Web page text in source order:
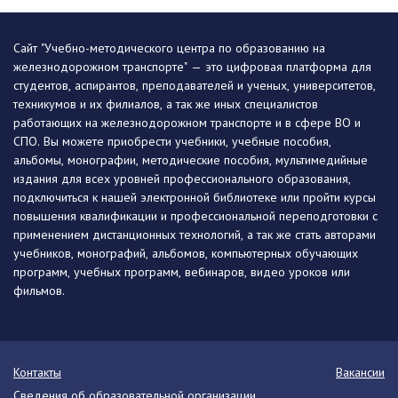
Сайт "Учебно-методического центра по образованию на
железнодорожном транспорте" — это цифровая платформа для
студентов, аспирантов, преподавателей и ученых, университетов,
техникумов и их филиалов, а так же иных специалистов
работающих на железнодорожном транспорте и в сфере ВО и
СПО. Вы можете приобрести учебники, учебные пособия,
альбомы, монографии, методические пособия, мультимедийные
издания для всех уровней профессионального образования,
подключиться к нашей электронной библиотеке или пройти курсы
повышения квалификации и профессиональной переподготовки с
применением дистанционных технологий, а так же стать авторами
учебников, монографий, альбомов, компьютерных обучающих
программ, учебных программ, вебинаров, видео уроков или
фильмов.
Контакты
Вакансии